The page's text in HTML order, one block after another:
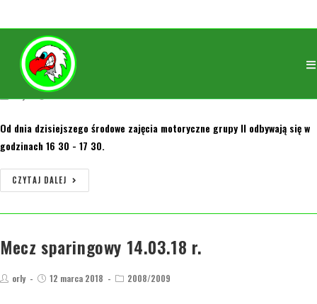
Zmiana godziny treningu motorycznego dla
grupy II
14 marca 2018
Od dnia dzisiejszego środowe zajęcia motoryczne grupy II odbywają się w
godzinach 16 30 - 17 30.
CZYTAJ DALEJ
Mecz sparingowy 14.03.18 r.
orly 12 marca 2018 2008/2009